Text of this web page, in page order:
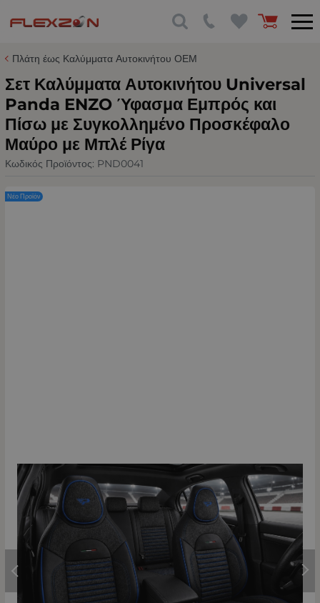
Πλάτη έως Καλύμματα Αυτοκινήτου ΟΕΜ
Σετ Καλύμματα Αυτοκινήτου Universal
Panda ENZO Ύφασμα Εμπρός και
Πίσω με Συγκολλημένο Προσκέφαλο
Μαύρο με Μπλέ Ρίγα
Κωδικός Προϊόντος: PND0041
Νέο Προϊόν